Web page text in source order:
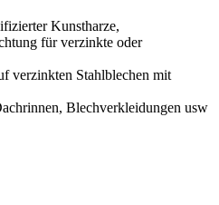
Kunstharze,
für verzinkte oder
verzinkten Stahlblechen mit
Blechverkleidungen usw